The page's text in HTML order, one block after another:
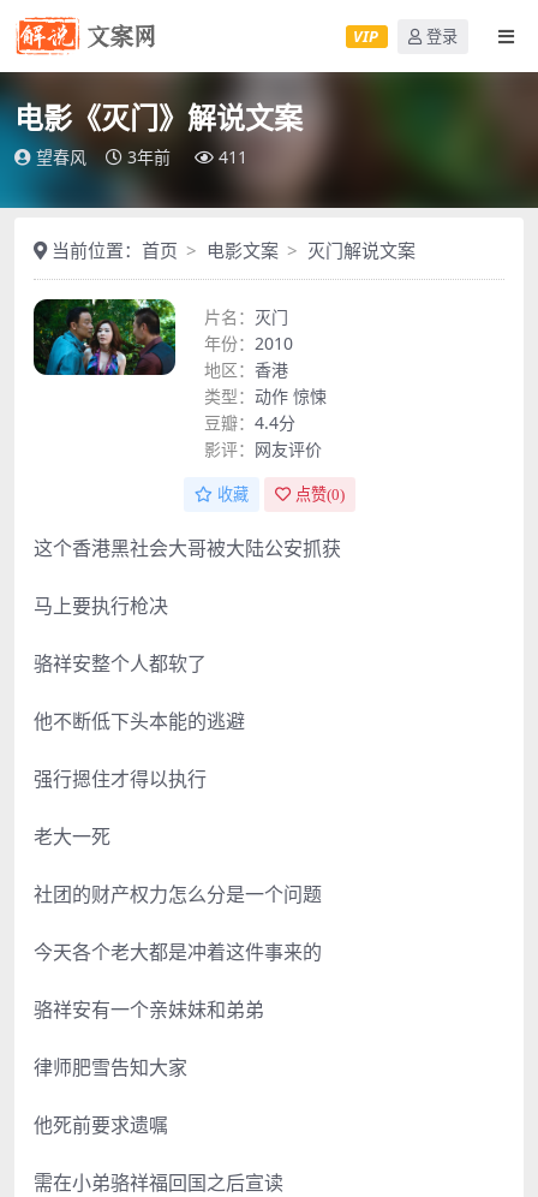
VIP 登录
电影《灭门》解说文案
望春风 3年前 411
当前位置： 首页 电影文案 灭门解说文案
片名： 灭门
年份： 2010
地区： 香港
类型： 动作 惊悚
豆瓣： 4.4分
影评： 网友评价
收藏 点赞(0)
这个香港黑社会大哥被大陆公安抓获
马上要执行枪决
骆祥安整个人都软了
他不断低下头本能的逃避
强行摁住才得以执行
老大一死
社团的财产权力怎么分是一个问题
今天各个老大都是冲着这件事来的
骆祥安有一个亲妹妹和弟弟
律师肥雪告知大家
他死前要求遗嘱
需在小弟骆祥福回国之后宣读